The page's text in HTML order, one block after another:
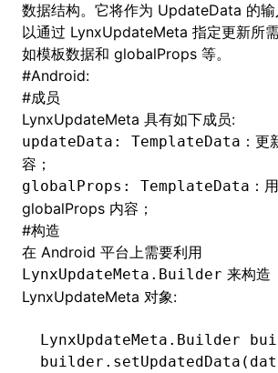
数据结构。它将作为 UpdateData 的
以通过 LynxUpdateMeta 指定更新所
如模板数据和 globalProps 等。
#Android:
#成员
LynxUpdateMeta 具有如下成员:
updateData: TemplateData ：更
容；
globalProps: TemplateData ：
globalProps 内容；
#构造
在 Android 平台上需要利用
LynxUpdateMeta.Builder 来构造
LynxUpdateMeta 对象:
LynxUpdateMeta . Builder
builder . setUpdatedData